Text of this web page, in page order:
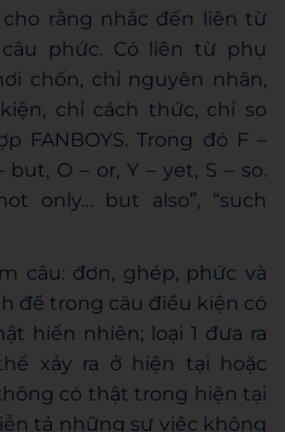
rằng nhắc đến liên từ
phức. Có liên từ phụ
chốn, chỉ nguyên nhân,
chỉ cách thức, chỉ so
FANBOYS. Trong đó F –
but, O – or, Y – yet, S – so.
only… but also”, “such
câu: đơn, ghép, phức và
đề trong câu điều kiện có
hiển nhiên; loại 1 đưa ra
xảy ra ở hiện tại hoặc
có thật trong hiện tại
tả những sự việc không